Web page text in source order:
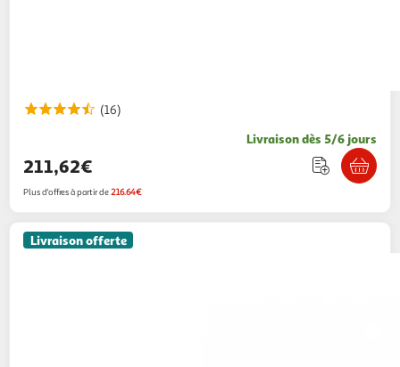
(16)
Livraison dès 5/6 jours
211,62€
Plus d'offres à partir de216.64€
Livraison offerte